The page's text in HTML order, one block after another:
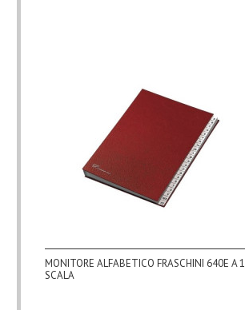
MONITORE ALFABETICO FRASCHINI 640E A 1
SCALA